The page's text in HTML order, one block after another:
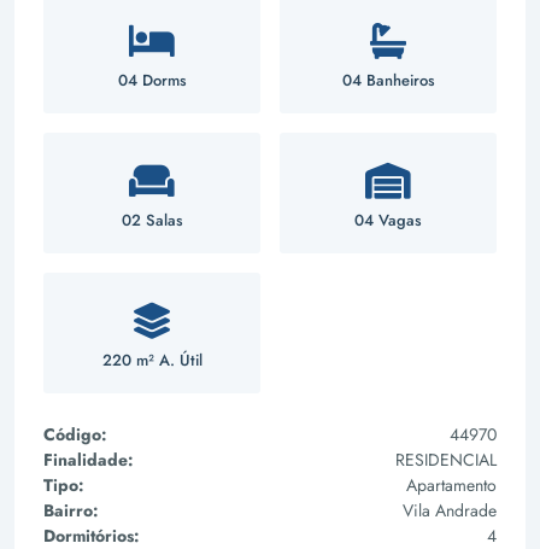
04 Dorms 04 Banheiros
02 Salas 04 Vagas
220 m² A. Útil
Código:
44970
Finalidade:
RESIDENCIAL
Tipo:
Apartamento
Bairro:
Vila Andrade
Dormitórios:
4